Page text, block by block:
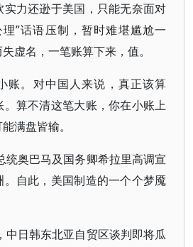
力还逊于美国，只能无奈面对
”话语压制，暂时难堪尴尬一
虚名，一笔账算下来，值。
账。对中国人来说，真正该算
算不清这笔大账，你在小账上
满盘皆输。
统奥巴马及国务卿希拉里高调宣
自此，美国制造的一个个梦魇
中日韩东北亚自贸区谈判即将瓜